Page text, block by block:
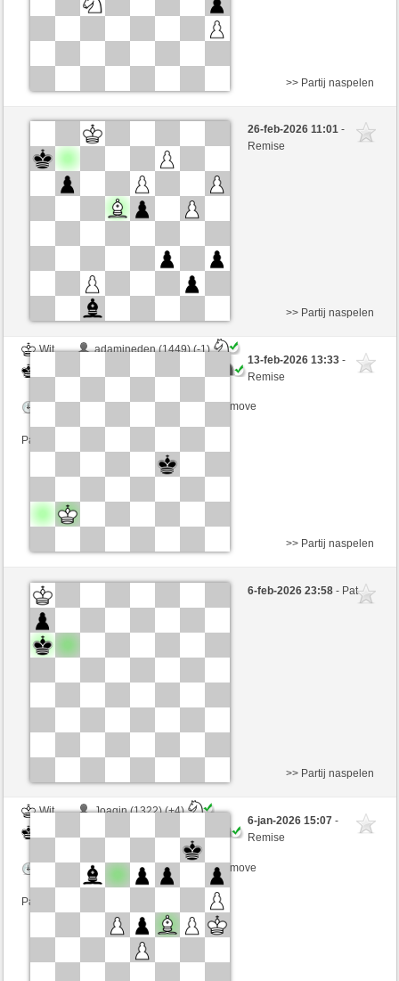
Zwart
baronerosso (1218) (+5)
SantaHelena (1326) (-5)
Speelduur: 9 minutes/side + 8 seconds/move
Partij telt mee voor de ranglijst
>> Partij naspelen
26-feb-2026 11:01-
Remise
Wit
adamineden (1449) (-1)
Speelduur: 9 minutes/side + 8 seconds/move
Partij telt mee voor de ranglijst
>> Partij naspelen
13-feb-2026 13:33-
Remise
Wit
jreuta (1395) (-1)
Zwart
Speelduur: 9 minutes/side + 8 seconds/move
>> Partij naspelen
6-feb-2026 23:58- Pat
Wit
Joaqin (1322) (+4)
Speelduur: 9 minutes/side + 8 seconds/move
Partij telt mee voor de ranglijst
>> Partij naspelen
6-jan-2026 15:07-
Remise